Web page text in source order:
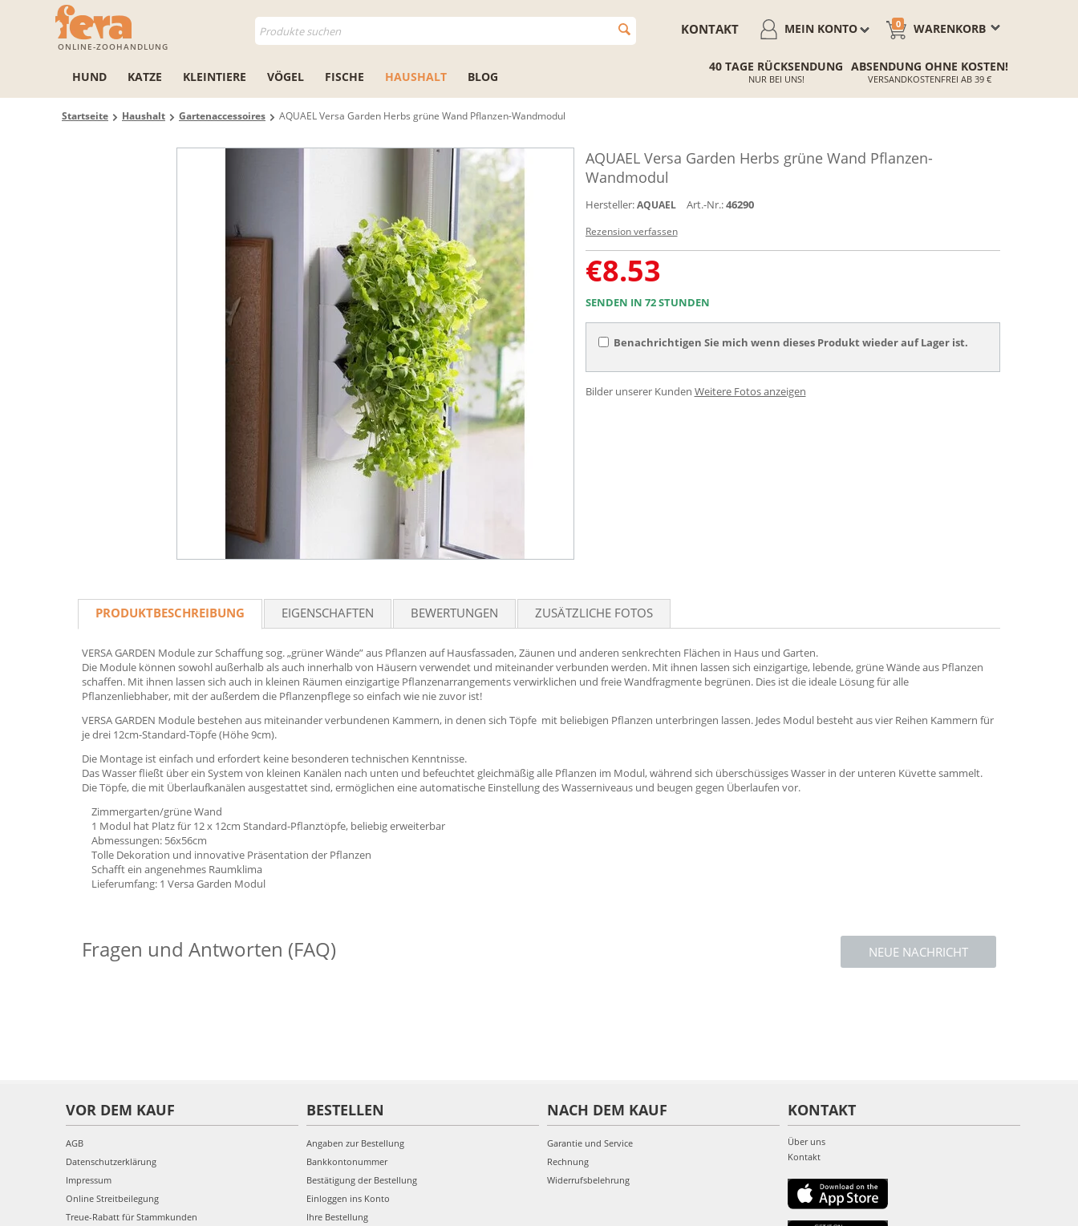
ONLINE-ZOOHANDLUNG
WARENKORB
0
MEIN KONTO
KONTAKT
HUND KATZE KLEINTIERE VÖGEL FISCHE HAUSHALT BLOG
40 TAGE RÜCKSENDUNG
NUR BEI UNS!
ABSENDUNG OHNE KOSTEN!
VERSANDKOSTENFREI AB 39 €
Startseite Haushalt Gartenaccessoires AQUAEL Versa Garden Herbs grüne Wand Pflanzen-Wandmodul
AQUAEL Versa Garden Herbs grüne Wand Pflanzen-
Wandmodul
Hersteller: AQUAEL Art.-Nr.:46290
Rezension verfassen
€8.53
SENDEN IN 72 STUNDEN
Benachrichtigen Sie mich wenn dieses Produkt wieder auf Lager ist.
Bilder unserer Kunden Weitere Fotos anzeigen
PRODUKTBESCHREIBUNG EIGENSCHAFTEN BEWERTUNGEN ZUSÄTZLICHE FOTOS
VERSA GARDEN Module zur Schaffung sog. „grüner Wände” aus Pflanzen auf Hausfassaden, Zäunen und anderen senkrechten Flächen in Haus und Garten.
Die Module können sowohl außerhalb als auch innerhalb von Häusern verwendet und miteinander verbunden werden. Mit ihnen lassen sich einzigartige, lebende, grüne Wände aus Pflanzen
schaffen. Mit ihnen lassen sich auch in kleinen Räumen einzigartige Pflanzenarrangements verwirklichen und freie Wandfragmente begrünen. Dies ist die ideale Lösung für alle
Pflanzenliebhaber, mit der außerdem die Pflanzenpflege so einfach wie nie zuvor ist!
VERSA GARDEN Module bestehen aus miteinander verbundenen Kammern, in denen sich Töpfe mit beliebigen Pflanzen unterbringen lassen. Jedes Modul besteht aus vier Reihen Kammern für
je drei 12cm-Standard-Töpfe (Höhe 9cm).
Die Montage ist einfach und erfordert keine besonderen technischen Kenntnisse.
Das Wasser fließt über ein System von kleinen Kanälen nach unten und befeuchtet gleichmäßig alle Pflanzen im Modul, während sich überschüssiges Wasser in der unteren Küvette sammelt.
Die Töpfe, die mit Überlaufkanälen ausgestattet sind, ermöglichen eine automatische Einstellung des Wasserniveaus und beugen gegen Überlaufen vor.
Zimmergarten/grüne Wand
1 Modul hat Platz für 12 x 12cm Standard-Pflanztöpfe, beliebig erweiterbar
Abmessungen: 56x56cm
Tolle Dekoration und innovative Präsentation der Pflanzen
Schafft ein angenehmes Raumklima
Lieferumfang: 1 Versa Garden Modul
NEUE NACHRICHT
Fragen und Antworten (FAQ)
VOR DEM KAUF
AGB
Datenschutzerklärung
Impressum
Online Streitbeilegung
Treue-Rabatt für Stammkunden
BESTELLEN
Angaben zur Bestellung
Bankkontonummer
Bestätigung der Bestellung
Einloggen ins Konto
Ihre Bestellung
NACH DEM KAUF
Garantie und Service
Rechnung
Widerrufsbelehrung
KONTAKT
Über uns
Kontakt